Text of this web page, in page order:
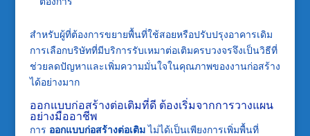
สำหรับผู้ที่ต้องการขยายพื้นที่ใช้สอยหรือปรับปรุงอาคารเดิม
การเลือกบริษัทที่มีบริการรับเหมาต่อเติมครบวงจรจึงเป็นวิธีที่
ช่วยลดปัญหาและเพิ่มความมั่นใจในคุณภาพของงานก่อสร้าง
ได้อย่างมาก
ออกแบบก่อสร้างต่อเติมที่ดี ต้องเริ่มจากการวางแผน
อย่างมืออาชีพ
การ ออกแบบก่อสร้างต่อเติมไม่ได้เป็นเพียงการเพิ่มพื้นที่